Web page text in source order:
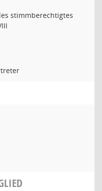
stimmberechtigtes